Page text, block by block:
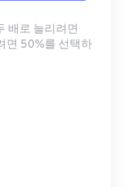
배로 늘리려면
면 50%를 선택하